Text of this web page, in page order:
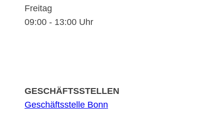
Freitag
09:00 - 13:00 Uhr
GESCHÄFTSSTELLEN
Geschäftsstelle Bonn